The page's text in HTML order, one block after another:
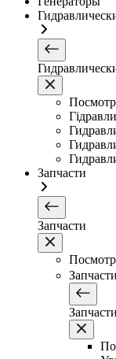
Запчасти
Запчасти